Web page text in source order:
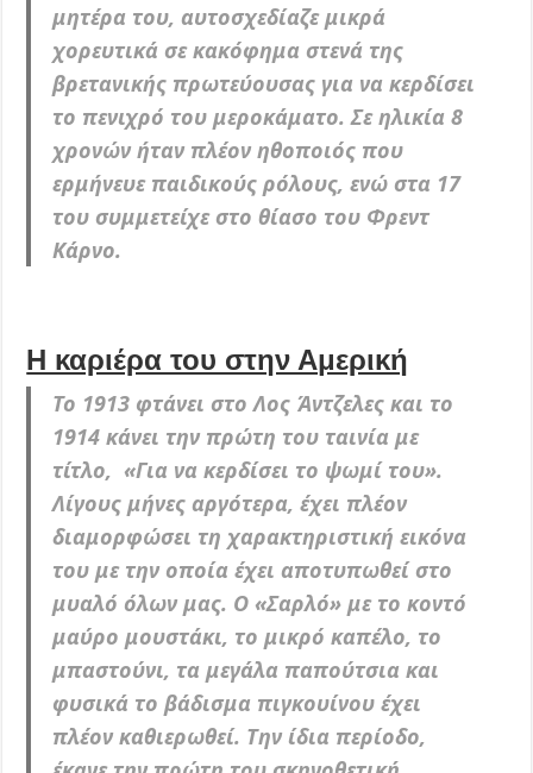
μητέρα του, αυτοσχεδίαζε μικρά
χορευτικά σε κακόφημα στενά της
βρετανικής πρωτεύουσας για να κερδίσει
το πενιχρό του μεροκάματο. Σε ηλικία 8
χρονών ήταν πλέον ηθοποιός που
ερμήνευε παιδικούς ρόλους, ενώ στα 17
του συμμετείχε στο θίασο του Φρεντ
Κάρνο.
Η καριέρα του στην Αμερική
Το 1913 φτάνει στο Λος Άντζελες και το
1914 κάνει την πρώτη του ταινία με
τίτλο, «Για να κερδίσει το ψωμί του».
Λίγους μήνες αργότερα, έχει πλέον
διαμορφώσει τη χαρακτηριστική εικόνα
του με την οποία έχει αποτυπωθεί στο
μυαλό όλων μας. Ο «Σαρλό» με το κοντό
μαύρο μουστάκι, το μικρό καπέλο, το
μπαστούνι, τα μεγάλα παπούτσια και
φυσικά το βάδισμα πιγκουίνου έχει
πλέον καθιερωθεί. Την ίδια περίοδο,